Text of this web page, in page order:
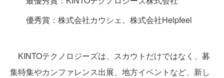
優秀賞：株式会社カウシェ、株式会社Helpfeel
KINTOテクノロジーズは、スカウトだけではなく、募
集特集やカンファレンス出展、地方イベントなど、新し